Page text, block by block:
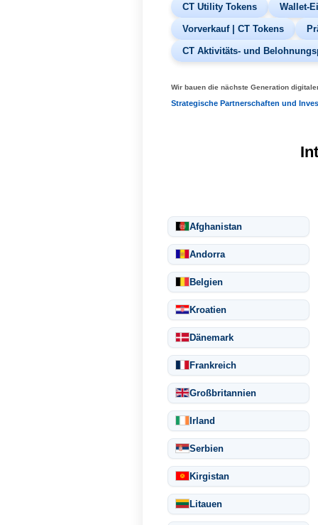
CT Utility Tokens Wallet-
Vorverkauf | CT Tokens
CT Aktivitäts- und
Wir bauen die nächste Generation
Strategische Partnerschaften und
Afghanistan
Andorra
Belgien
Kroatien
Dänemark
Frankreich
Großbritannien
Irland
Serbien
Kirgistan
Litauen